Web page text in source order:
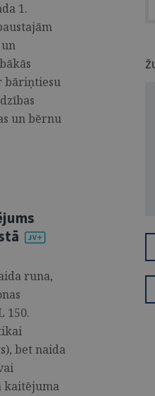
1.
bāriņtiesu
un bērnu
runa,
150.
bet naida
kaitējuma